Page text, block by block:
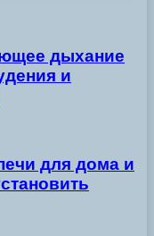
дыхание
и
для дома и